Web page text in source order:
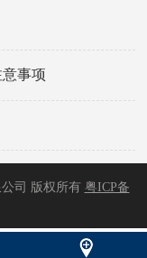
事项
司 版权所有 粤ICP备